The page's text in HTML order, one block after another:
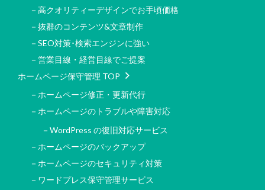
－高クオリティーデザインでお手頃価格
－抜群のコンテンツ&文章制作
－SEO対策･検索エンジンに強い
－営業目線・経営目線でご提案
ホームページ保守管理 TOP
－ホームページ修正・更新代行
－ホームページのトラブルや障害対応
－WordPress の復旧対応サービス
－ホームページのバックアップ
－ホームページのセキュリティ対策
－ワードプレス保守管理サービス